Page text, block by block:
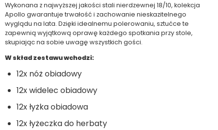
Wykonana z najwyższej jakości stali nierdzewnej 18/10, kolekcja
Apollo gwarantuje trwałość i zachowanie nieskazitelnego
wyglądu na lata. Dzięki idealnemu polerowaniu, sztućce te
zapewnią wyjątkową oprawę każdego spotkania przy stole,
skupiając na sobie uwagę wszystkich gości.
W skład zestawu wchodzi:
12x nóż obiadowy
12x widelec obiadowy
12x łyżka obiadowa
12x łyżeczka do herbaty